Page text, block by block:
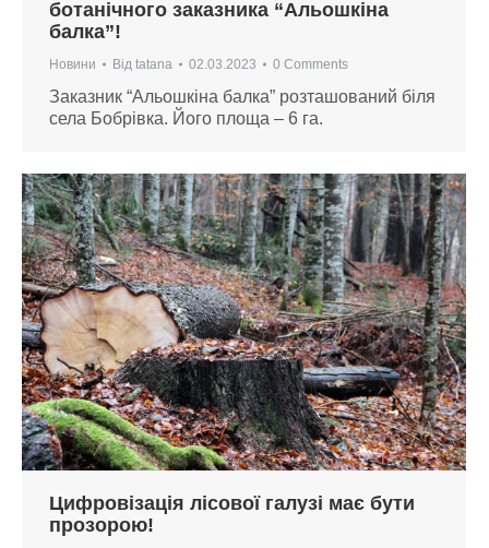
ботанічного заказника “Альошкіна
балка”!
Новини Від tatana 02.03.2023 0 Comments
Заказник “Альошкіна балка” розташований біля
села Бобрівка. Його площа – 6 га.
Цифровізація лісової галузі має бути
прозорою!